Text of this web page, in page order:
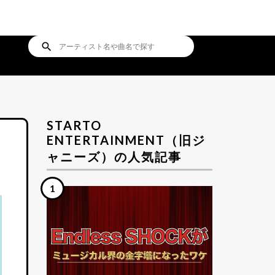
search
STARTO
ENTERTAINMENT（旧ジ
ャニーズ）の人気記事